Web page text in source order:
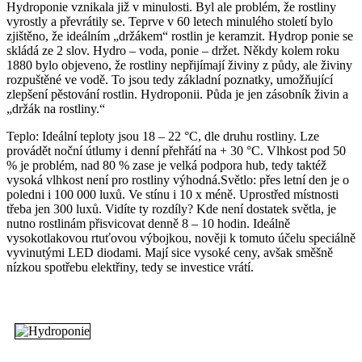
Hydroponie vznikala již v minulosti. Byl ale problém, že rostliny
vyrostly a převrátily se. Teprve v 60 letech minulého století bylo
zjištěno, že ideálním „držákem“ rostlin je keramzit. Hydrop ponie se
skládá ze 2 slov. Hydro – voda, ponie – držet. Někdy kolem roku
1880 bylo objeveno, že rostliny nepřijímají živiny z půdy, ale živiny
rozpuštěné ve vodě. To jsou tedy základní poznatky, umožňující
zlepšení pěstování rostlin. Hydroponii. Půda je jen zásobník živin a
„držák na rostliny.“
Teplo: Ideální teploty jsou 18 – 22 °C, dle druhu rostliny. Lze
provádět noční útlumy i denní přehřátí na + 30 °C. Vlhkost pod 50
% je problém, nad 80 % zase je velká podpora hub, tedy taktéž
vysoká vlhkost není pro rostliny výhodná.Světlo: přes letní den je o
poledni i 100 000 luxů. Ve stínu i 10 x méně. Uprostřed místnosti
třeba jen 300 luxů. Vidíte ty rozdíly? Kde není dostatek světla, je
nutno rostlinám přisvicovat denně 8 – 10 hodin. Ideálně
vysokotlakovou rtuťovou výbojkou, nověji k tomuto účelu speciálně
vyvinutými LED diodami. Mají sice vysoké ceny, avšak směšně
nízkou spotřebu elektřiny, tedy se investice vrátí.